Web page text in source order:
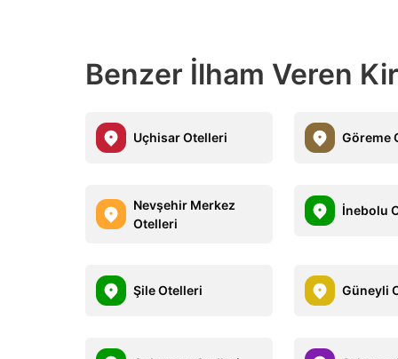
Benzer İlham Veren
Uçhisar Otelleri Göreme
Nevşehir Merkez
Otelleri
İnebolu
Şile Otelleri Güneyli